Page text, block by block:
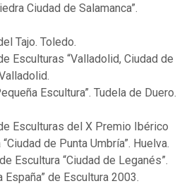
Ciudad de Salamanca”.
Tajo. Toledo.
Esculturas “Valladolid, Ciudad de
Escultura”. Tudela de Duero.
Esculturas del X Premio Ibérico
de Punta Umbría”. Huelva.
Escultura “Ciudad de Leganés”.
España” de Escultura 2003.